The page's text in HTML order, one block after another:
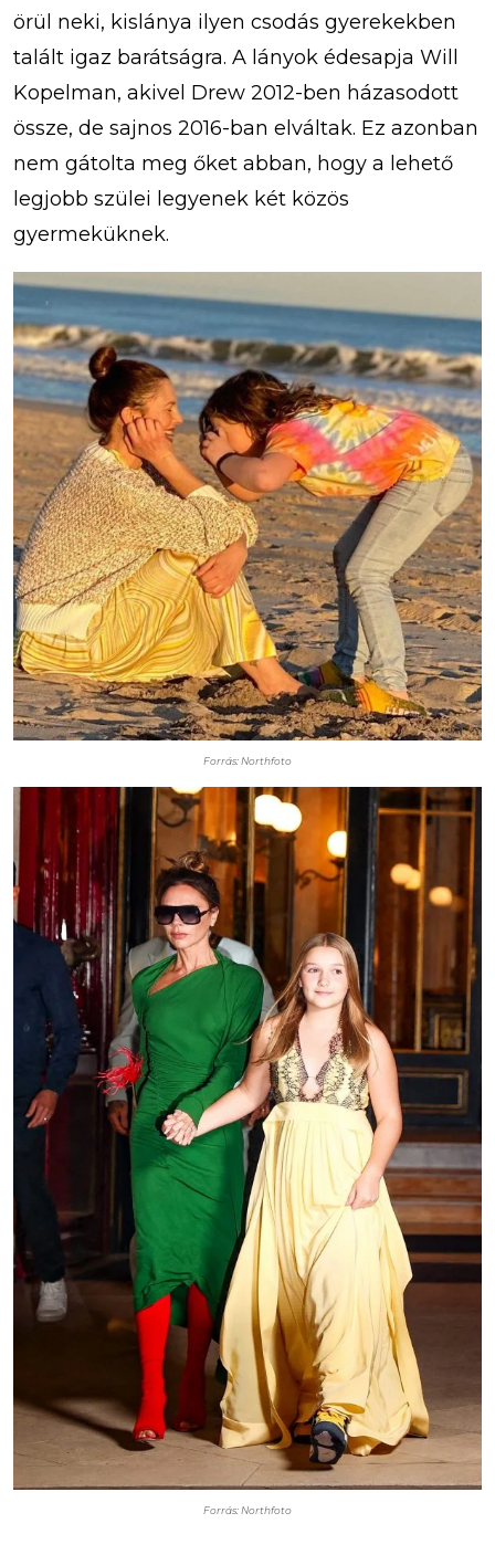
örül neki, kislánya ilyen csodás gyerekekben
talált igaz barátságra. A lányok édesapja Will
Kopelman, akivel Drew 2012-ben házasodott
össze, de sajnos 2016-ban elváltak. Ez azonban
nem gátolta meg őket abban, hogy a lehető
legjobb szülei legyenek két közös
gyermeküknek.
Forrás: Northfoto
Forrás: Northfoto